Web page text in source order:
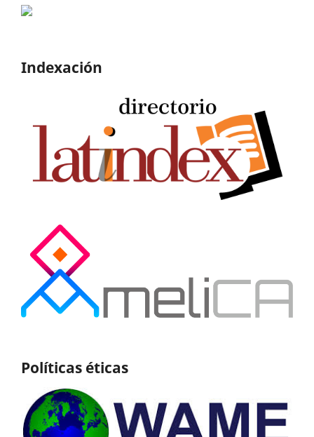
Indexación
Políticas éticas